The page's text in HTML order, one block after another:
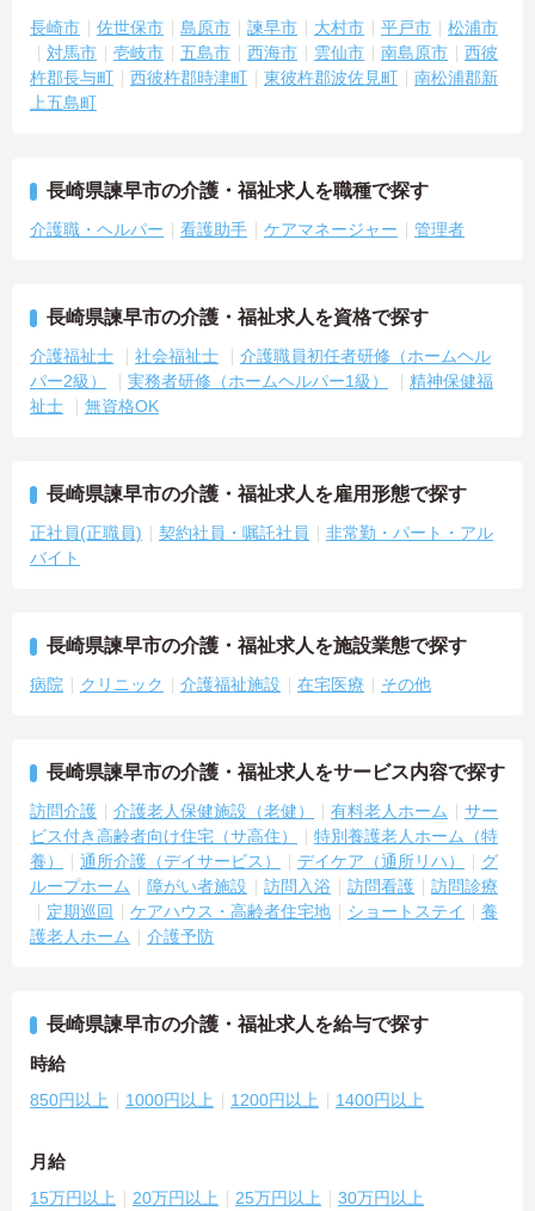
長崎市 佐世保市 島原市 諫早市 大村市 平戸市
松浦市
対馬市
壱岐市 五島市 西海市 雲仙市 南島原市
西彼
杵郡長与町
西彼杵郡時津町 東彼杵郡波佐見町
南松浦郡新
上五島町
長崎県諫早市の介護・福祉求人を職種で探す
介護職・ヘルパー 看護助手 ケアマネージャー 管理者
長崎県諫早市の介護・福祉求人を資格で探す
介護福祉士 社会福祉士
介護職員初任者研修（ホームヘル
パー2級）
実務者研修（ホームヘルパー1級）
精神保健福
祉士
無資格OK
長崎県諫早市の介護・福祉求人を雇用形態で探す
正社員(正職員) 契約社員・嘱託社員
非常勤・パート・アル
バイト
長崎県諫早市の介護・福祉求人を施設業態で探す
病院 クリニック 介護福祉施設 在宅医療 その他
長崎県諫早市の介護・福祉求人をサービス内容で探す
訪問介護 介護老人保健施設（老健） 有料老人ホーム
サー
ビス付き高齢者向け住宅（サ高住）
特別養護老人ホーム（特
養）
通所介護（デイサービス） デイケア（通所リハ）
グ
ループホーム
障がい者施設 訪問入浴 訪問看護
訪問診療
定期巡回
ケアハウス・高齢者住宅地 ショートステイ
養
護老人ホーム
介護予防
長崎県諫早市の介護・福祉求人を給与で探す
時給
850円以上 1000円以上 1200円以上 1400円以上
月給
15万円以上 20万円以上 25万円以上 30万円以上